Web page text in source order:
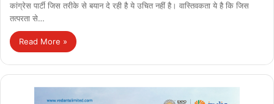
कांग्रेस पार्टी जिस तरीके से बयान दे रही है ये उचित नहीं है। वास्तिवकता ये है कि जिस
तत्परता से…
Read More »